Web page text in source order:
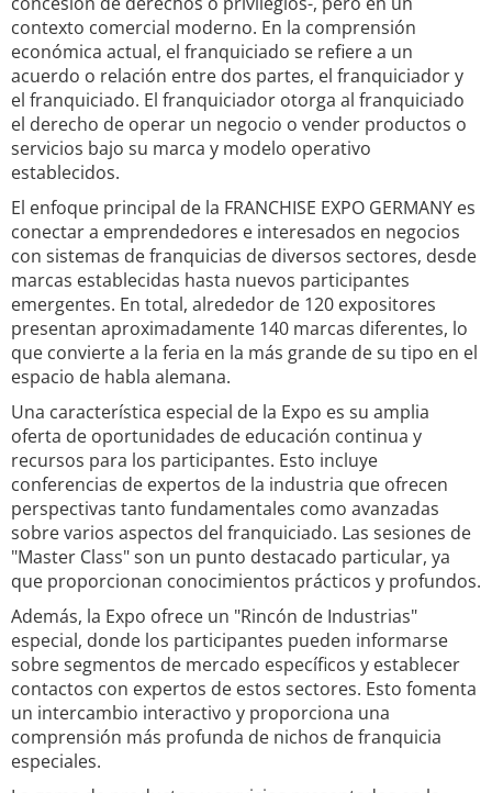
contexto comercial moderno. En la comprensión
económica actual, el franquiciado se refiere a un
acuerdo o relación entre dos partes, el franquiciador y
el franquiciado. El franquiciador otorga al franquiciado
el derecho de operar un negocio o vender productos o
servicios bajo su marca y modelo operativo
establecidos.
El enfoque principal de la FRANCHISE EXPO GERMANY es
conectar a emprendedores e interesados en negocios
con sistemas de franquicias de diversos sectores, desde
marcas establecidas hasta nuevos participantes
emergentes. En total, alrededor de 120 expositores
presentan aproximadamente 140 marcas diferentes, lo
que convierte a la feria en la más grande de su tipo en el
espacio de habla alemana.
Una característica especial de la Expo es su amplia
oferta de oportunidades de educación continua y
recursos para los participantes. Esto incluye
conferencias de expertos de la industria que ofrecen
perspectivas tanto fundamentales como avanzadas
sobre varios aspectos del franquiciado. Las sesiones de
"Master Class" son un punto destacado particular, ya
que proporcionan conocimientos prácticos y profundos.
Además, la Expo ofrece un "Rincón de Industrias"
especial, donde los participantes pueden informarse
sobre segmentos de mercado específicos y establecer
contactos con expertos de estos sectores. Esto fomenta
un intercambio interactivo y proporciona una
comprensión más profunda de nichos de franquicia
especiales.